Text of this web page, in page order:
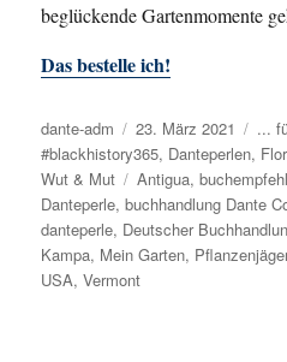
beglückende Gartenmomente
Das bestelle ich!
Autor
dante-adm
Veröffentlicht
am
23. März 2021 ...
#blackhistory365, Danteperlen,
Wut & Mut
Schlagwörter
Antigua,
Danteperle,buchhandlung Dante
danteperle, Deutscher
Kampa, Mein Garten,
USA,Vermont